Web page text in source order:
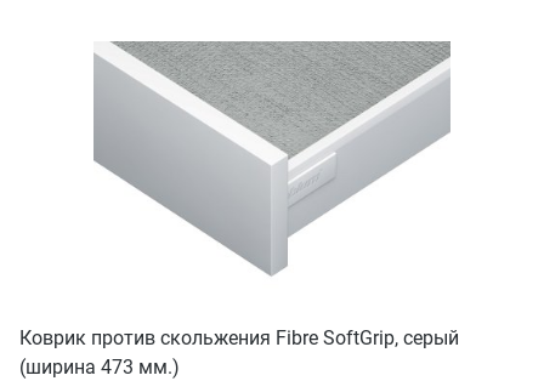
Коврик против скольжения Fibre SoftGrip, серый
(ширина 473 мм.)